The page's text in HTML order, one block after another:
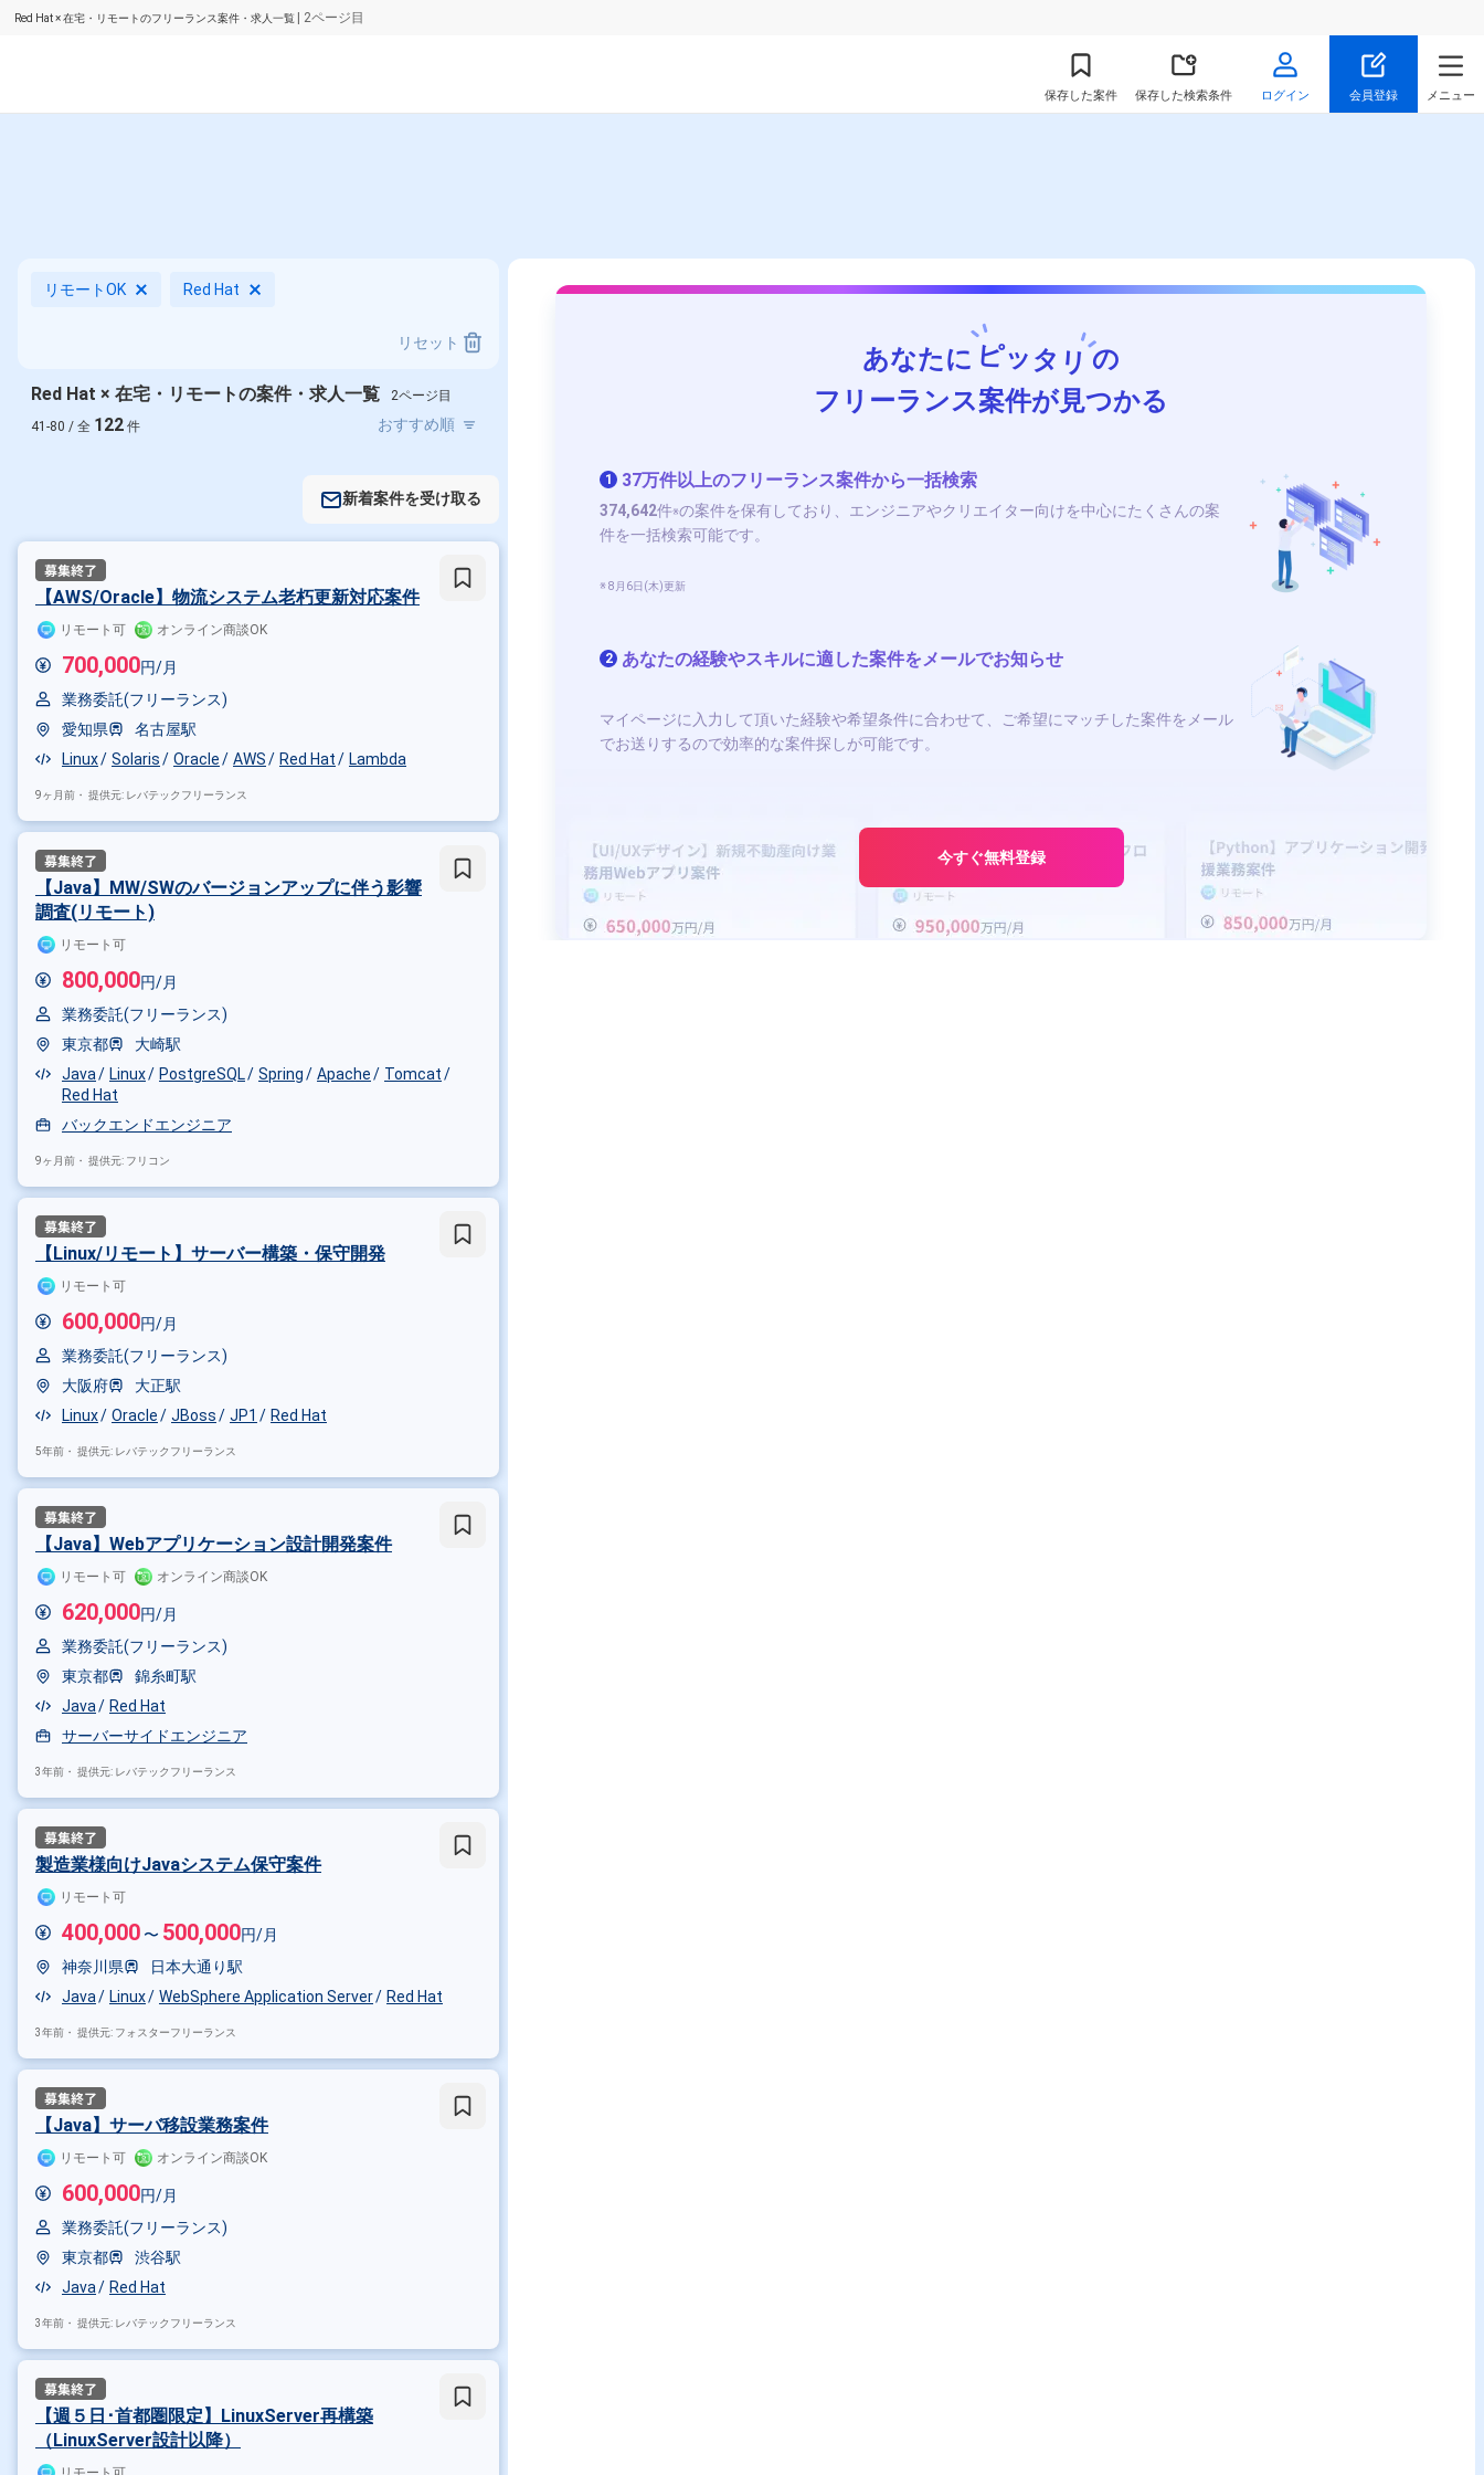
Red Hat × 在宅・リモートのフリーランス案件・求人一覧 | 2ページ目
保存した案件 保存した検索条件 ログイン 会員登録 メニュー
リモートOK Red Hat
リセット
Red Hat × 在宅・リモートの案件・求人一覧
2ページ目
41-80 / 全 122 件
新着案件を受け取る
【AWS/Oracle】物流システム老朽更新対応案件
リモート可 オンライン商談OK
700,000円/月
業務委託(フリーランス)
愛知県
名古屋駅
Linux
Solaris Oracle AWS Red Hat Lambda
9ヶ月前・ 提供元: レバテックフリーランス
【Java】MW/SWのバージョンアップに伴う影響
調査(リモート)
リモート可
800,000円/月
業務委託(フリーランス)
東京都
大崎駅
Java
Linux PostgreSQL Spring Apache
Tomcat
Red Hat
バックエンドエンジニア
9ヶ月前・ 提供元: フリコン
【Linux/リモート】サーバー構築・保守開発
リモート可
600,000円/月
業務委託(フリーランス)
大阪府
大正駅
Linux
Oracle JBoss JP1 Red Hat
5年前・ 提供元: レバテックフリーランス
【Java】Webアプリケーション設計開発案件
リモート可 オンライン商談OK
620,000円/月
業務委託(フリーランス)
東京都
錦糸町駅
Java
Red Hat
サーバーサイドエンジニア
3年前・ 提供元: レバテックフリーランス
製造業様向けJavaシステム保守案件
リモート可
400,000 〜 500,000円/月
神奈川県
日本大通り駅
Java
Linux WebSphere Application Server Red Hat
3年前・ 提供元: フォスターフリーランス
【Java】サーバ移設業務案件
リモート可 オンライン商談OK
600,000円/月
業務委託(フリーランス)
東京都
渋谷駅
Java
Red Hat
3年前・ 提供元: レバテックフリーランス
【週５日･首都圏限定】LinuxServer再構築
（LinuxServer設計以降）
その他の条件で検索する
あなたに ピッタリの
フリーランス案件が見つかる
1 37万件以上のフリーランス案件から一括検索
374,642件※の案件を保有しており、エンジニアやクリエイター向けを中心にたくさんの案
件を一括検索可能です。
※ 8月6日(木)更新
2 あなたの経験やスキルに適した案件をメールでお知らせ
マイページに入力して頂いた経験や希望条件に合わせて、ご希望にマッチした案件をメール
でお送りするので効率的な案件探しが可能です。
今すぐ無料登録